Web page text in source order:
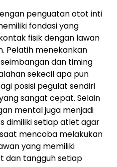
penguatan otot inti
fondasi yang
fisik dengan lawan
Pelatih menekankan
dan timing
sekecil apa pun
posisi pegulat sendiri
sangat cepat. Selain
mental juga menjadi
dimiliki setiap atlet agar
mencoba melakukan
yang memiliki
dan tangguh setiap